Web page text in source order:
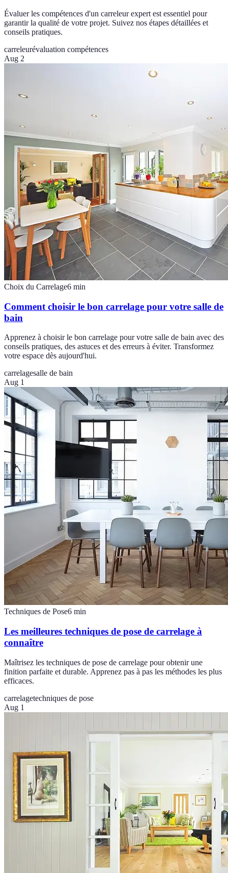
Évaluer les compétences d'un carreleur expert est essentiel pour
garantir la qualité de votre projet. Suivez nos étapes détaillées et
conseils pratiques.
carreleurévaluation compétences
Aug 2
Choix du Carrelage6 min
Comment choisir le bon carrelage pour votre salle de
bain
Apprenez à choisir le bon carrelage pour votre salle de bain avec des
conseils pratiques, des astuces et des erreurs à éviter. Transformez
votre espace dès aujourd'hui.
carrelagesalle de bain
Aug 1
Techniques de Pose6 min
Les meilleures techniques de pose de carrelage à
connaître
Maîtrisez les techniques de pose de carrelage pour obtenir une
finition parfaite et durable. Apprenez pas à pas les méthodes les plus
efficaces.
carrelagetechniques de pose
Aug 1